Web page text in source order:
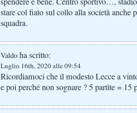
stare col fiato sul collo alla società anche
squadra.
Valdo ha scritto:
Luglio 16th, 2020 alle 09:54
Ricordiamoci che il modesto Lecce a
e poi perché non sognare ? 5 partite = 15